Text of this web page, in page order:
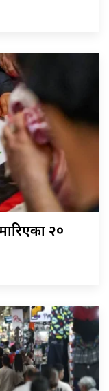
२०